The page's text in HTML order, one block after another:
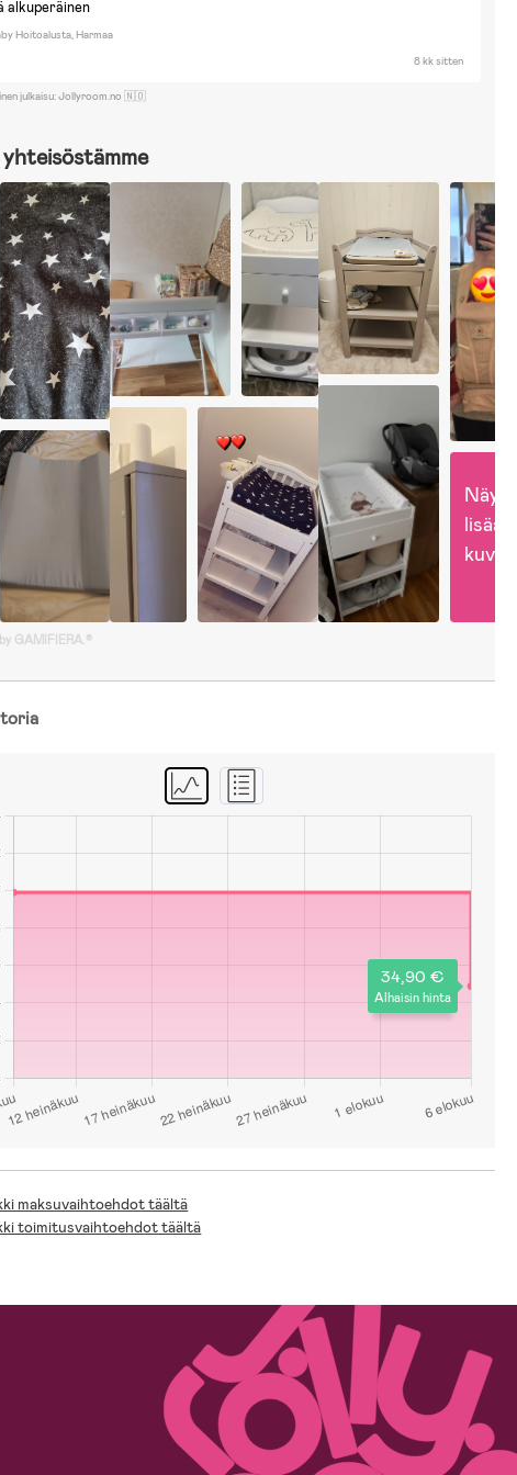
alkuperäinen
Hoitoalusta, Harmaa
8 kk sitten
julkaisu: Jollyroom.no 🇳🇴
lisää
kuvia
GAMIFIERA.®
34,90 €
Alhaisin hinta
maksuvaihtoehdot täältä
toimitusvaihtoehdot täältä